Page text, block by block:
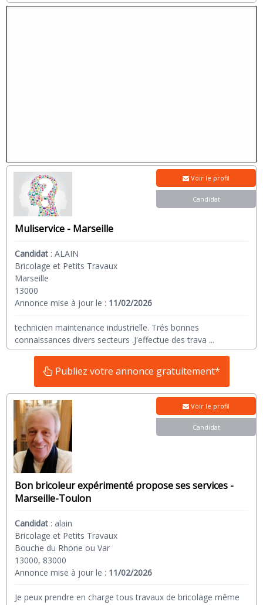
Muliservice - Marseille
Candidat :ALAIN
Bricolage et Petits Travaux
Marseille
13000
Annonce mise à jour le : 11/02/2026
technicien maintenance industrielle. Trés bonnes
connaissances divers secteurs .J'effectue des trava ...
Voir le profil
Candidat
Publiez votre annonce gratuitement*
Bon bricoleur expérimenté propose ses services -
Marseille-Toulon
Candidat : alain
Bricolage et Petits Travaux
Bouche du Rhone ou Var
13000, 83000
Annonce mise à jour le : 11/02/2026
Je peux prendre en charge tous travaux de bricolage même
Voir le profil
Candidat